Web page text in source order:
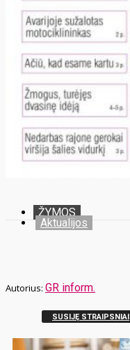
ŽYMOS
Aktualijos
GR inform.
SUSIJĘ STRAIPSNIAI